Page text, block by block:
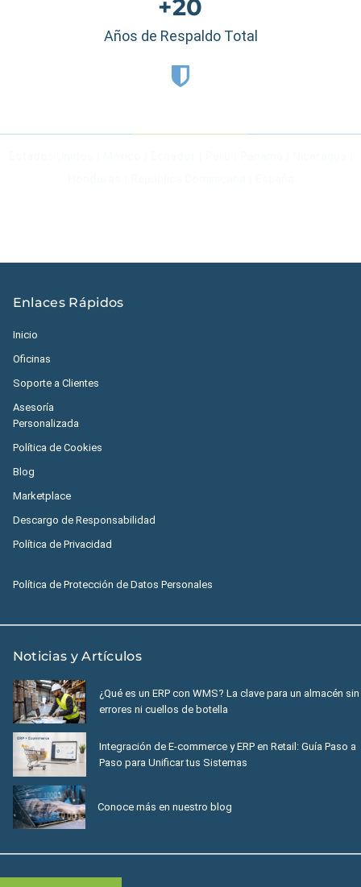
+20
Años de Respaldo Total
Enlaces Rápidos
Inicio
Oficinas
Soporte a Clientes
Asesoría
Personalizada
Política de Cookies
Blog
Marketplace
Descargo de Responsabilidad
Política de Privacidad
Política de Protección de Datos Personales
Noticias y Artículos
¿Qué es un ERP con WMS? La clave para un almacén sin
errores ni cuellos de botella
Integración de E-commerce y ERP en Retail: Guía Paso a
Paso para Unificar tus Sistemas
Conoce más en nuestro blog